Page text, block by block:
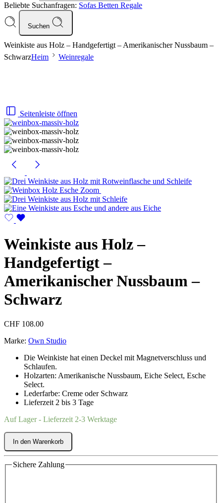
Beliebte Suchanfragen: Sofas Betten Regale
Suchen
Weinkiste aus Holz – Handgefertigt – Amerikanischer Nussbaum –
SchwarzHeim Weinregale
Seitenleiste öffnen
Weinkiste aus Holz –
Handgefertigt –
Amerikanischer Nussbaum –
Schwarz
CHF 108.00
Marke: Own Studio
Die Weinkiste hat einen Deckel mit Magnetverschluss und
Schlaufen.
Holzarten: Amerikanische Nussbaum, Eiche Select, Esche
Select.
Lederfarbe: Creme oder Schwarz
Lieferzeit 2 bis 3 Tage
Auf Lager - Lieferzeit 2-3 Werktage
In den Warenkorb
Sichere Zahlung